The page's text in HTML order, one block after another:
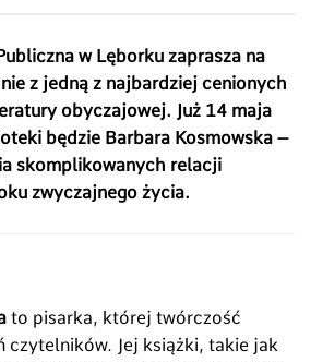
w Lęborku zaprasza na
z jedną z najbardziej cenionych
obyczajowej. Już 14 maja
będzie Barbara Kosmowska –
skomplikowanych relacji
zwyczajnego życia.
to pisarka, której twórczość
czytelników. Jej książki, takie jak